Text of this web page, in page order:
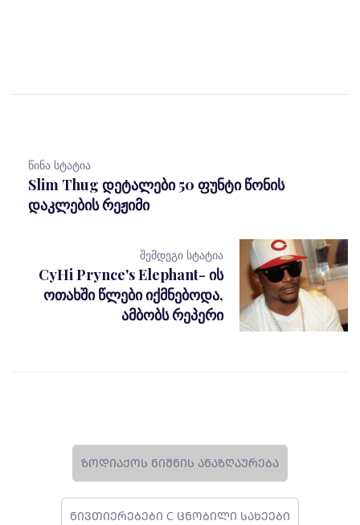
წინა სტატია
Slim Thug დეტალები 50 ფუნტი წონის
დაკლების რეჟიმი
შემდეგი სტატია
CyHi Prynce's Elephant- ის
ოთახში წლები იქმნებოდა,
ამბობს რეპერი
ᲖᲝᲓᲘᲐᲥᲝᲡ ᲜᲘᲨᲜᲘᲡ ᲐᲜᲐᲖᲦᲐᲣᲠᲔᲑᲐ
ᲜᲘᲕᲗᲘᲔᲠᲔᲑᲔᲑᲘ C ᲪᲜᲝᲑᲘᲚᲘ ᲡᲐᲮᲔᲔᲑᲘ